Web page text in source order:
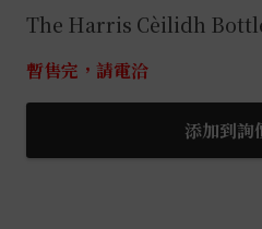
The Harris Cèilidh
暫售完，請電洽
添加到詢